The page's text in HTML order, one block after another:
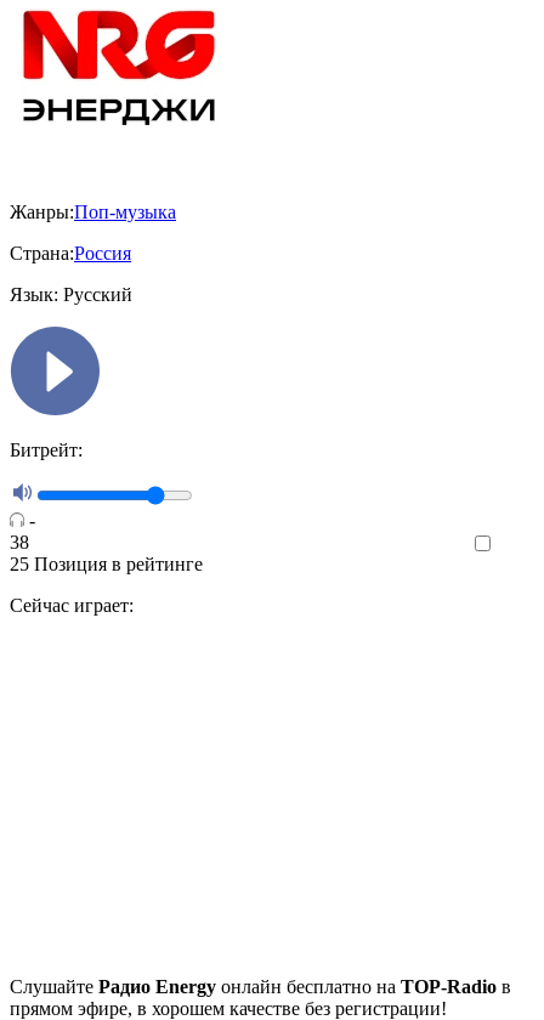
Жанры:Поп-музыка
Страна:Россия
Язык: Русский
Битрейт:
-
38
25 Позиция в рейтинге
Сейчас играет:
Cлушайте Радио Energy онлайн бесплатно на TOP-Radio в
прямом эфире, в хорошем качестве без регистрации!